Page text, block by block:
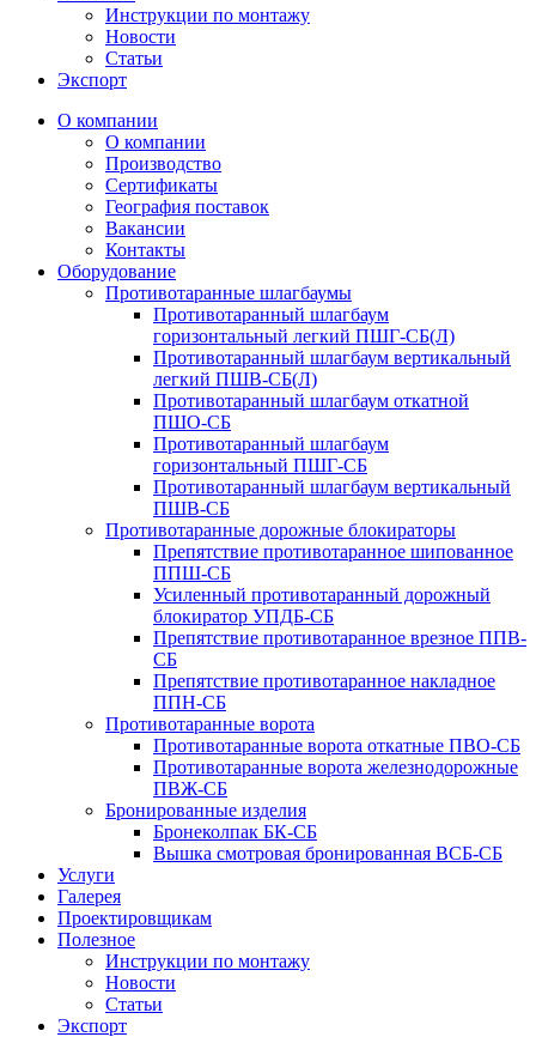
Инструкции по монтажу
Новости
Статьи
Экспорт
О компании
О компании
Производство
Сертификаты
География поставок
Вакансии
Контакты
Оборудование
Противотаранные шлагбаумы
Противотаранный шлагбаум
горизонтальный легкий ПШГ-СБ(Л)
Противотаранный шлагбаум вертикальный
легкий ПШВ-СБ(Л)
Противотаранный шлагбаум откатной
ПШО-СБ
Противотаранный шлагбаум
горизонтальный ПШГ-СБ
Противотаранный шлагбаум вертикальный
ПШВ-СБ
Противотаранные дорожные блокираторы
Препятствие противотаранное шипованное
ППШ-СБ
Усиленный противотаранный дорожный
блокиратор УПДБ-СБ
Препятствие противотаранное врезное ППВ-
СБ
Препятствие противотаранное накладное
ППН-СБ
Противотаранные ворота
Противотаранные ворота откатные ПВО-СБ
Противотаранные ворота железнодорожные
ПВЖ-СБ
Бронированные изделия
Бронеколпак БК-СБ
Вышка смотровая бронированная ВСБ-СБ
Услуги
Галерея
Проектировщикам
Полезное
Инструкции по монтажу
Новости
Статьи
Экспорт